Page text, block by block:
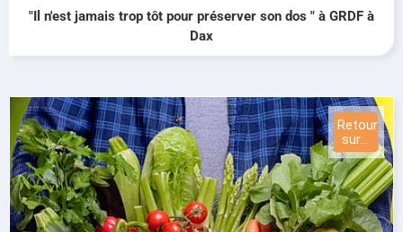
"Il n'est jamais trop tôt pour préserver son dos " à GRDF à
Dax